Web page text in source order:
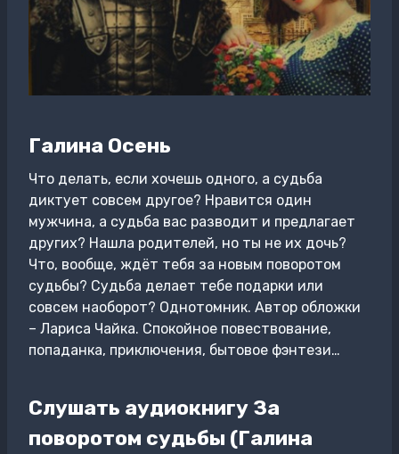
Галина Осень
Что делать, если хочешь одного, а судьба
диктует совсем другое? Нравится один
мужчина, а судьба вас разводит и предлагает
других? Нашла родителей, но ты не их дочь?
Что, вообще, ждёт тебя за новым поворотом
судьбы? Судьба делает тебе подарки или
совсем наоборот? Однотомник. Автор обложки
– Лариса Чайка. Спокойное повествование,
попаданка, приключения, бытовое фэнтези…
Слушать аудиокнигу За
поворотом судьбы (Галина